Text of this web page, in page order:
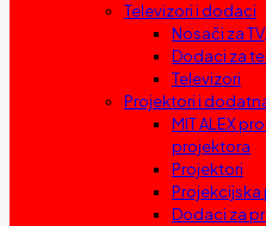
Televizori i dodaci
Nosači za
Dodaci za
Televizori
Projektori i
MIT ALEX
projektora
Projektori
Projekcijska
Dodaci za